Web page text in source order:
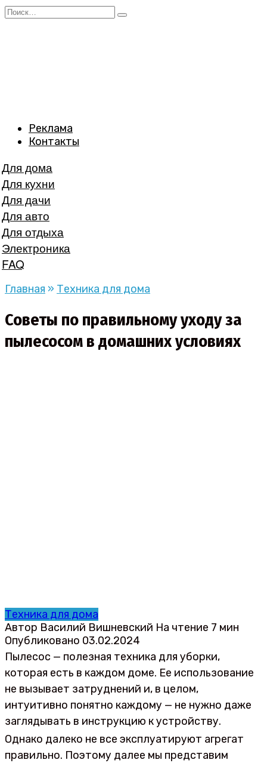
Перейти
Search
Реклама
Контакты
Для дома
Для кухни
Для дачи
Для авто
Для отдыха
Электроника
FAQ
Главная » Техника для дома
Советы по правильному уходу за
пылесосом в домашних условиях
Техника для дома
Автор Василий Вишневский На чтение 7 мин
Опубликовано 03.02.2024
Пылесос — полезная техника для уборки,
которая есть в каждом доме. Ее использование
не вызывает затруднений и, в целом,
интуитивно понятно каждому — не нужно даже
заглядывать в инструкцию к устройству.
Однако далеко не все эксплуатируют агрегат
правильно. Поэтому далее мы представим